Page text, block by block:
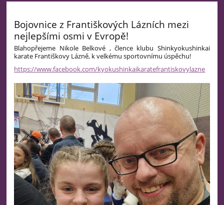
Bojovnice z Františkových Lázních mezi
nejlepšími osmi v Evropě!
Blahopřejeme Nikole Belkové , člence klubu Shinkyokushinkai
karate Františkovy Lázně, k velkému sportovnímu úspěchu!
https://www.facebook.com/kyokushinkaikaratefrantiskovylazne